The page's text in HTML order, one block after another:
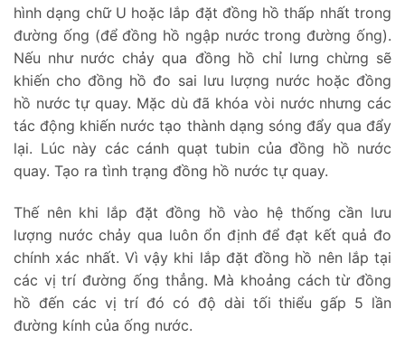
hình dạng chữ U hoặc lắp đặt đồng hồ thấp nhất trong
đường ống (để đồng hồ ngập nước trong đường ống).
Nếu như nước chảy qua đồng hồ chỉ lưng chừng sẽ
khiến cho đồng hồ đo sai lưu lượng nước hoặc đồng
hồ nước tự quay. Mặc dù đã khóa vòi nước nhưng các
tác động khiến nước tạo thành dạng sóng đẩy qua đẩy
lại. Lúc này các cánh quạt tubin của đồng hồ nước
quay. Tạo ra tình trạng đồng hồ nước tự quay.
Thế nên khi lắp đặt đồng hồ vào hệ thống cần lưu
lượng nước chảy qua luôn ổn định để đạt kết quả đo
chính xác nhất. Vì vậy khi lắp đặt đồng hồ nên lắp tại
các vị trí đường ống thẳng. Mà khoảng cách từ đồng
hồ đến các vị trí đó có độ dài tối thiểu gấp 5 lần
đường kính của ống nước.